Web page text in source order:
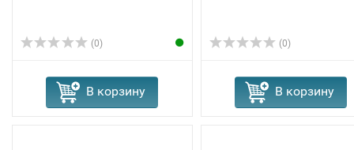
(0)
В корзину
(0)
В корзину